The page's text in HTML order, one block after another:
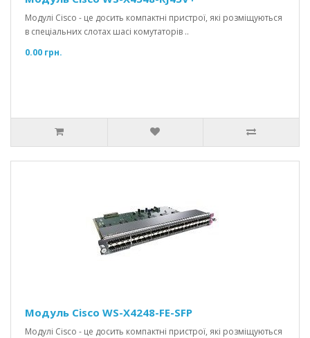
Модулі Cisco - це досить компактні пристрої, які розміщуються
в спеціальних слотах шасі комутаторів ..
0.00 грн.
Модуль Cisco WS-X4248-FE-SFP
Модулі Cisco - це досить компактні пристрої, які розміщуються